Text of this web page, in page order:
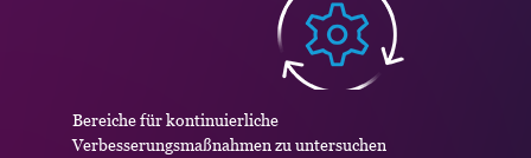
Bereiche für kontinuierliche
Verbesserungsmaßnahmen zu untersuchen